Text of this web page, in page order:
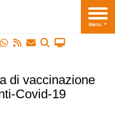
di vaccinazione
Covid-19